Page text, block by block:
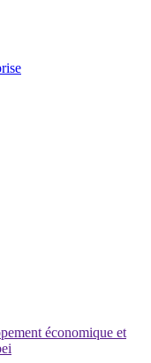
économique et